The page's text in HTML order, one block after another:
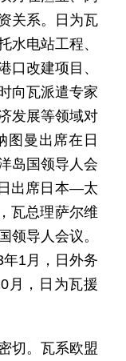
关系。日为瓦
水电站工程、
口改建项目、
向瓦派遣专家
发展等领域对
图曼出席在日
岛国领导人会
出席日本—太
瓦总理萨尔维
领导人会议。
1月，日外务
月，日为瓦援
切。瓦系欧盟